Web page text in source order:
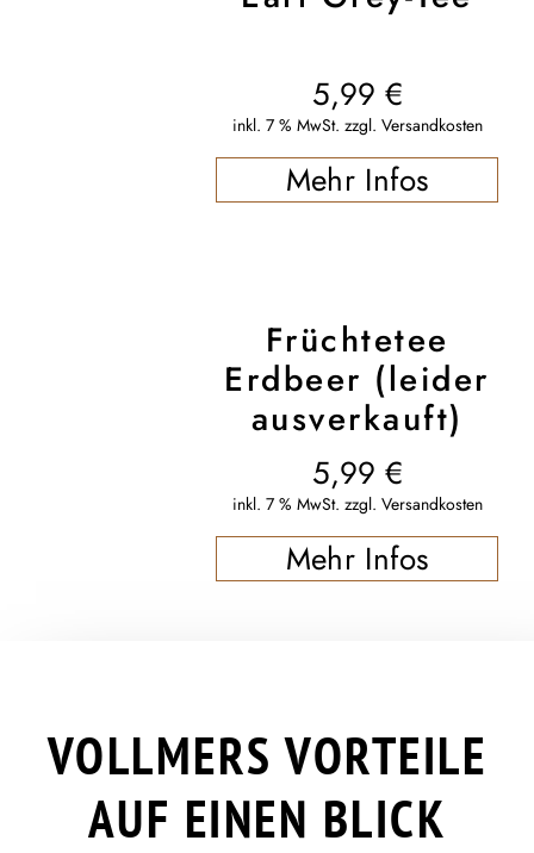
5,99 €
inkl. 7 % MwSt. zzgl. Versandkosten
Mehr Infos
Früchtetee
Erdbeer (leider
ausverkauft)
5,99 €
inkl. 7 % MwSt. zzgl. Versandkosten
Mehr Infos
VOLLMERS VORTEILE
AUF EINEN BLICK